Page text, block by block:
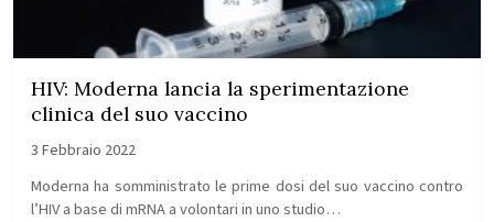
HIV: Moderna lancia la sperimentazione
clinica del suo vaccino
3 Febbraio 2022
Moderna ha somministrato le prime dosi del suo vaccino contro
l’HIV a base di mRNA a volontari in uno studio…